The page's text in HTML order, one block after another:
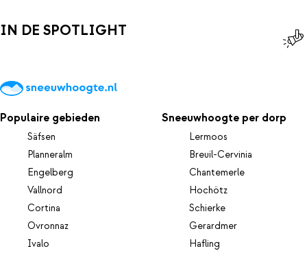
IN DE SPOTLIGHT
Populaire gebieden
Säfsen
Planneralm
Engelberg
Vallnord
Cortina
Ovronnaz
Ivalo
Sneeuwhoogte per dorp
Lermoos
Breuil-Cervinia
Chantemerle
Hochötz
Schierke
Gerardmer
Hafling